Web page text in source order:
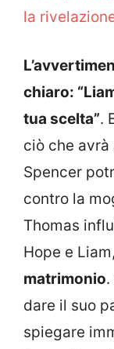
la
chiaro:
tua scelta”.
ciò che
Spencer
contro la
Thomas
Hope e
matrimonio
dare il suo
spiegare